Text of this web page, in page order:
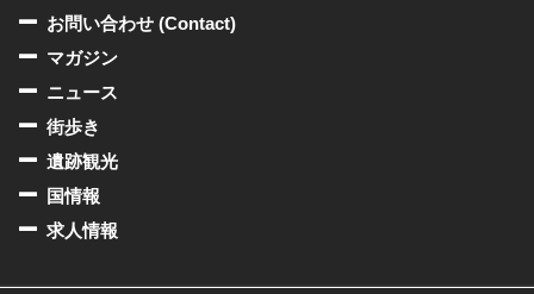
お問い合わせ (Contact)
マガジン
ニュース
街歩き
遺跡観光
国情報
求人情報